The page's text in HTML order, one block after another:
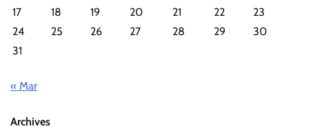
17
18 19 20 21 22
23
24
25 26 27 28 29
30
31
« Mar
Archives